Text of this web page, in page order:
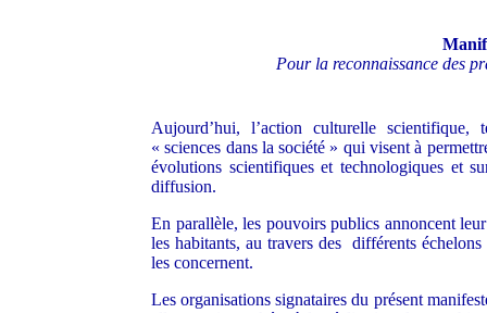
Pour la reconnaissance des
Aujourd’hui, l’action culturelle
« sciences dans la société » qui visent à
évolutions scientifiques et technologiques et
diffusion.
En parallèle, les pouvoirs publics annoncent
les habitants, au travers des différents
les concernent.
Les organisations signataires du présent